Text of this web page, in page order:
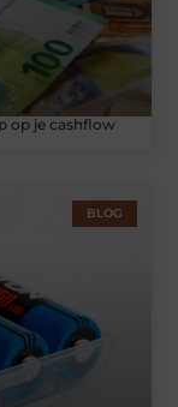
op je cashflow
BLOG